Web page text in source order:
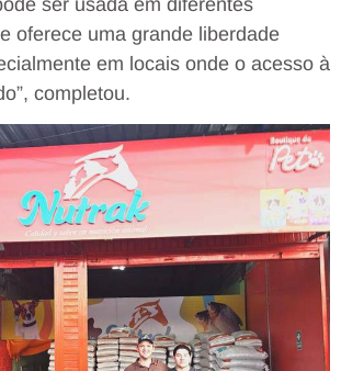
oferece uma grande liberdade
em locais onde o acesso à
completou.